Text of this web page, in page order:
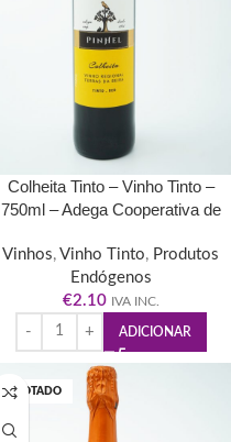
Colheita Tinto – Vinho Tinto –
750ml – Adega Cooperativa de
Vinhos, Vinho Tinto, Produtos
Endógenos
€2.10 IVA INC.
ADICIONAR
ESGOTADO